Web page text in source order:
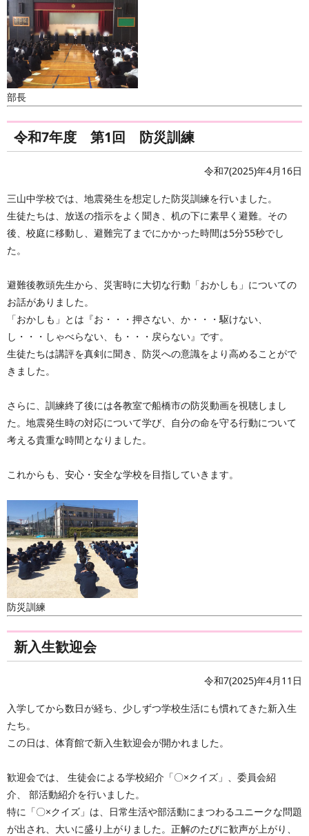
部長
令和7年度 第1回 防災訓練
令和7(2025)年4月16日
三山中学校では、地震発生を想定した防災訓練を行いました。
生徒たちは、放送の指示をよく聞き、机の下に素早く避難。その
後、校庭に移動し、避難完了までにかかった時間は5分55秒でし
た。
避難後教頭先生から、災害時に大切な行動「おかしも」についての
お話がありました。
「おかしも」とは『お・・・押さない、か・・・駆けない、
し・・・しゃべらない、も・・・戻らない』です。
生徒たちは講評を真剣に聞き、防災への意識をより高めることがで
きました。
さらに、訓練終了後には各教室で船橋市の防災動画を視聴しまし
た。地震発生時の対応について学び、自分の命を守る行動について
考える貴重な時間となりました。
これからも、安心・安全な学校を目指していきます。
防災訓練
新入生歓迎会
令和7(2025)年4月11日
入学してから数日が経ち、少しずつ学校生活にも慣れてきた新入生
たち。
この日は、体育館で新入生歓迎会が開かれました。
歓迎会では、 生徒会による学校紹介「〇×クイズ」、委員会紹
介、 部活動紹介を行いました。
特に「〇×クイズ」は、日常生活や部活動にまつわるユニークな問題
が出され、大いに盛り上がりました。正解のたびに歓声が上がり、